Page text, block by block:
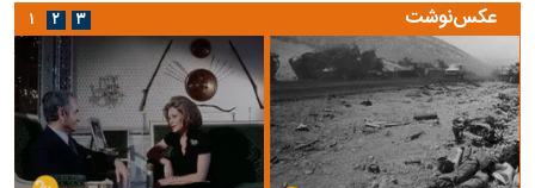
عکس‌نوشت ۱ ۲ ۳